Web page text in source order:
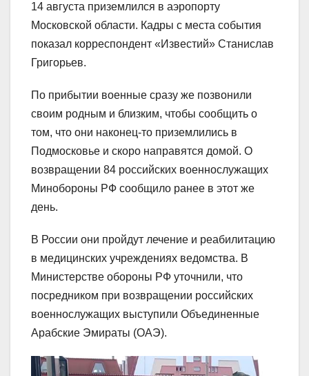
14 августа приземлился в аэропорту
Московской области. Кадры с места события
показал корреспондент «Известий» Станислав
Григорьев.
По прибытии военные сразу же позвонили
своим родным и близким, чтобы сообщить о
том, что они наконец-то приземлились в
Подмосковье и скоро направятся домой. О
возвращении 84 российских военнослужащих
Минобороны РФ сообщило ранее в этот же
день.
В России они пройдут лечение и реабилитацию
в медицинских учреждениях ведомства. В
Министерстве обороны РФ уточнили, что
посредником при возвращении российских
военнослужащих выступили Объединенные
Арабские Эмираты (ОАЭ).